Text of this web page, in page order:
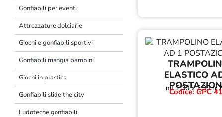
Gonfiabili per eventi
Attrezzature dolciarie
Giochi e gonfiabili sportivi
Gonfiabili mangia bambini
Giochi in plastica
Gonfiabili slide the city
Ludoteche gonfiabili
ELASTICO
mt 2,00 x 2,00 h
Codice: GPC